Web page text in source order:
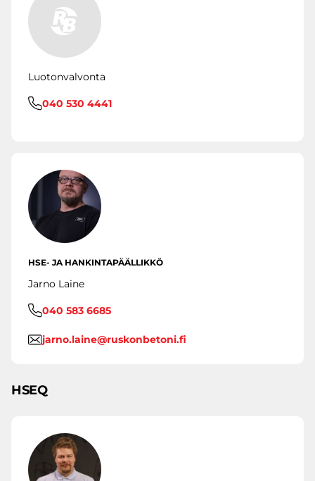
Luotonvalvonta
040 530 4441
HSE- JA HANKINTAPÄÄLLIKKÖ
Jarno Laine
040 583 6685
jarno.laine@ruskonbetoni.fi
HSEQ